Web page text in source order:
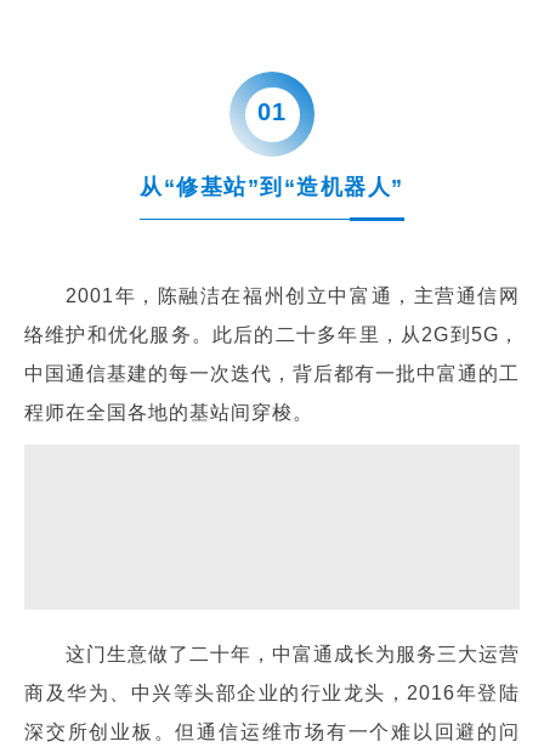
01
从“修基站”到“造机器人”
2001年，陈融洁在福州创立中富通，主营通信网
络维护和优化服务。此后的二十多年里，从2G到5G，
中国通信基建的每一次迭代，背后都有一批中富通的工
程师在全国各地的基站间穿梭。
这门生意做了二十年，中富通成长为服务三大运营
商及华为、中兴等头部企业的行业龙头，2016年登陆
深交所创业板。但通信运维市场有一个难以回避的问